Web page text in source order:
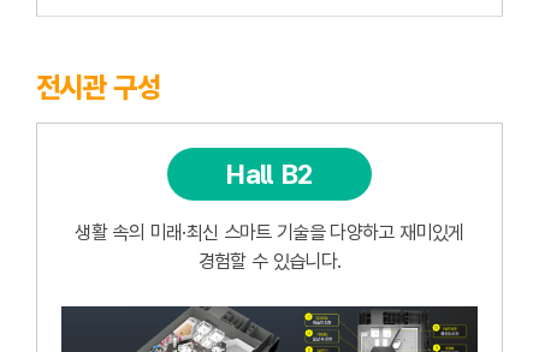
전시관 구성
Hall B2
생활 속의 미래·최신 스마트 기술을 다양하고 재미있게
경험할 수 있습니다.